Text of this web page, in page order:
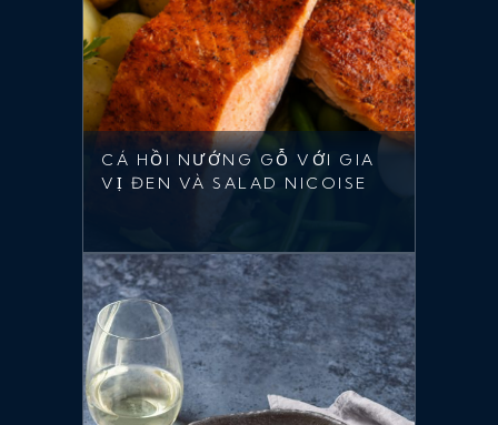
CÁ HỒI NƯỚNG GỖ VỚI GIA
VỊ ĐEN VÀ SALAD NICOISE